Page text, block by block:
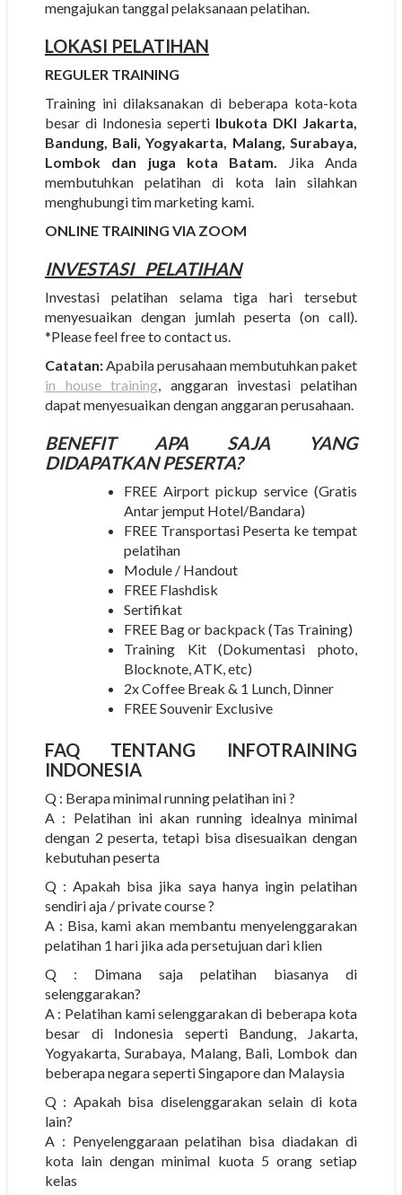
mengajukan tanggal pelaksanaan pelatihan.
LOKASI PELATIHAN
REGULER TRAINING
Training ini dilaksanakan di beberapa kota-kota
besar di Indonesia seperti Ibukota DKI Jakarta,
Bandung, Bali, Yogyakarta, Malang, Surabaya,
Lombok dan juga kota Batam. Jika Anda
membutuhkan pelatihan di kota lain silahkan
menghubungi tim marketing kami.
ONLINE TRAINING VIA ZOOM
INVESTASIPELATIHAN
Investasi pelatihan selama tiga hari tersebut
menyesuaikan dengan jumlah peserta (on call).
*Please feel free to contact us.
Catatan:Apabila perusahaan membutuhkan paket
in house training, anggaran investasi pelatihan
dapat menyesuaikan dengan anggaran perusahaan.
BENEFIT APA SAJA YANG
DIDAPATKAN PESERTA?
FREE Airport pickup service (Gratis
Antar jemput Hotel/Bandara)
FREE Transportasi Peserta ke tempat
pelatihan
Module / Handout
FREE Flashdisk
Sertifikat
FREE Bag or backpack (Tas Training)
Training Kit (Dokumentasi photo,
Blocknote, ATK, etc)
2x Coffee Break & 1 Lunch, Dinner
FREE Souvenir Exclusive
FAQ TENTANG INFOTRAINING
INDONESIA
Q : Berapa minimal running pelatihan ini ?
A : Pelatihan ini akan running idealnya minimal
dengan 2 peserta, tetapi bisa disesuaikan dengan
kebutuhan peserta
Q : Apakah bisa jika saya hanya ingin pelatihan
sendiri aja / private course ?
A : Bisa, kami akan membantu menyelenggarakan
pelatihan 1 hari jika ada persetujuan dari klien
Q : Dimana saja pelatihan biasanya di
selenggarakan?
A : Pelatihan kami selenggarakan di beberapa kota
besar di Indonesia seperti Bandung, Jakarta,
Yogyakarta, Surabaya, Malang, Bali, Lombok dan
beberapa negara seperti Singapore dan Malaysia
Q : Apakah bisa diselenggarakan selain di kota
lain?
A : Penyelenggaraan pelatihan bisa diadakan di
kota lain dengan minimal kuota 5 orang setiap
kelas